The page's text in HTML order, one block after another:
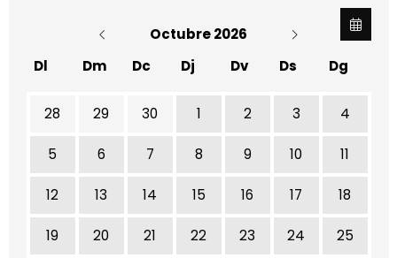
Octubre 2026
Dl
Dm Dc Dj Dv Ds Dg
No hi ha cap activitat aquest mes
28 29 30 1 2 3 4
5 6 7 8 9 10 11
12 13 14 15 16 17 18
19 20 21 22 23 24 25